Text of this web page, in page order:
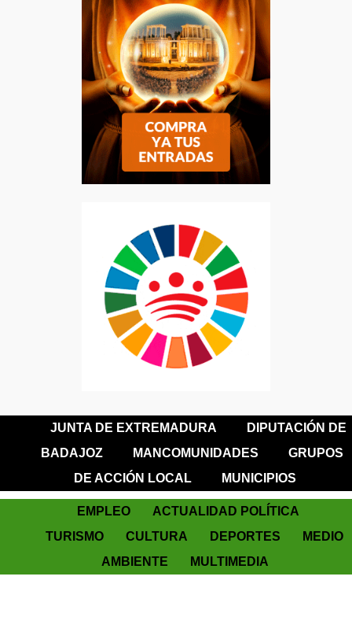
JUNTA DE EXTREMADURA
DIPUTACIÓN DE
BADAJOZ
MANCOMUNIDADES
GRUPOS
DE ACCIÓN LOCAL
MUNICIPIOS
EMPLEO
ACTUALIDAD POLÍTICA
TURISMO
CULTURA DEPORTES
MEDIO
AMBIENTE
MULTIMEDIA